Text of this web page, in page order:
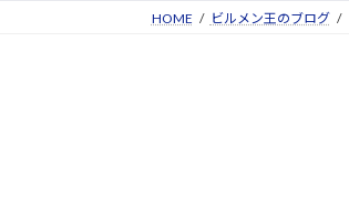
HOME ビルメン王のブログ